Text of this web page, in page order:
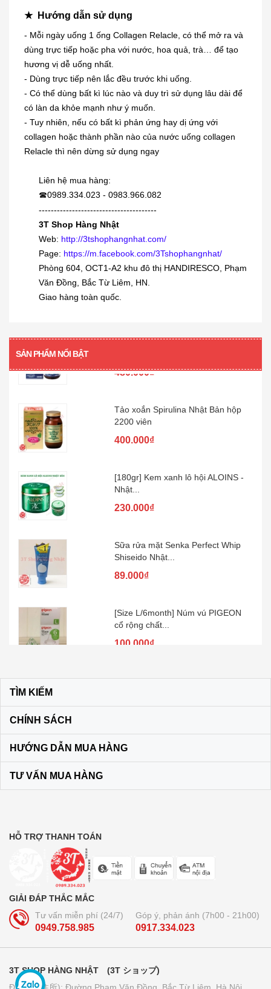
★ Hướng dẫn sử dụng
- Mỗi ngày uống 1 ống Collagen Relacle, có thể mở ra và
dùng trực tiếp hoặc pha với nước, hoa quả, trà… để tạo
hương vị dễ uống nhất.
- Dùng trực tiếp nên lắc đều trước khi uống.
- Có thể dùng bất kì lúc nào và duy trì sử dụng lâu dài để
có làn da khỏe mạnh như ý muốn.
- Tuy nhiên, nếu có bất kì phản ứng hay dị ứng với
collagen hoặc thành phần nào của nước uống collagen
Relacle thì nên dừng sử dụng ngay
Liên hệ mua hàng:
☎0989.334.023 - 0983.966.082
---------------------------------------
3T Shop Hàng Nhật
Web: http://3tshophangnhat.com/
Page: https://m.facebook.com/3Tshophangnhat/
Phòng 604, OCT1-A2 khu đô thị HANDIRESCO, Phạm
Văn Đồng, Bắc Từ Liêm, HN.
Giao hàng toàn quốc.
SẢN PHẨM NỔI BẬT
Dung dịch trị mụn cóc, mắt cá,
chai...
230.000₫
[KIDs] Quần nỉ lót lông cừu Uniqlo
380.000₫
Siro viêm - sổ mũi Muhi 120ml
160.000₫
2200 viên
Nhật...
Shiseido Nhật...
cổ rộng chất...
100.000₫
màu vàng
Trà lúa non 44 gói Yamamoto
160.000₫
TÌM KIẾM
CHÍNH SÁCH
HƯỚNG DẪN MUA HÀNG
TƯ VẤN MUA HÀNG
HỖ TRỢ THANH TOÁN
GIẢI ĐÁP THẮC MẮC
Tư vấn miễn phí (24/7)
0949.758.985
Góp ý, phản ánh (7h00 - 21h00)
0917.334.023
3T SHOP HÀNG NHẬT (3T ショップ)